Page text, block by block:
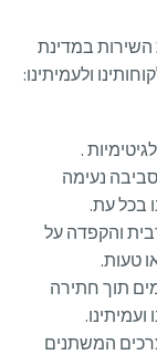
השירות במדינת
ולעמיתינו:
.
נעימה
בכל עת.
והקפדה על
טעות.
תוך חתירה
המשתנים